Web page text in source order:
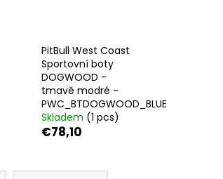
PitBull West Coast
Sportovní boty
DOGWOOD -
tmavě modré -
PWC_BTDOGWOOD_BLUE
Skladem (1 pcs)
€78,10